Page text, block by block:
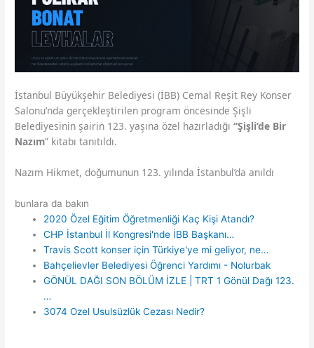
İstanbul Büyükşehir Belediyesi (İBB) Cemal Reşit Rey Konser
Salonu’nda gerçekleştirilen program öncesinde Şişli
Belediyesinin şairin 123. yaşına özel hazırladığı “Şişli’de Bir
Nazım” kitabı tanıtıldı.
Nazım Hikmet, doğumunun 123. yılında İstanbul’da anıldı
bunlara da bakın
2020 Özel Eğitim Öğretmenliği Kaç Kişi Atandı?
CHP İstanbul İl Kongresi'nde İBB Başkanı…
Travis Scott konser için Türkiye'ye mi geliyor, ne…
Bahçelievler Belediyesi Öğrenci Yardımı - Nolurbak
GÖNÜL DAĞI SON BÖLÜM İZLE | TRT 1 Gönül Dağı 123.
…
3074 Ozel Usulsüzlük Cezası Nedir?